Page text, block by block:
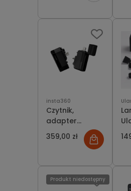
dostępności
insta360
Czytnik,
adapter
Insta360 X3 -
Quick Reader
359,00 zł
Produkt niedostępny